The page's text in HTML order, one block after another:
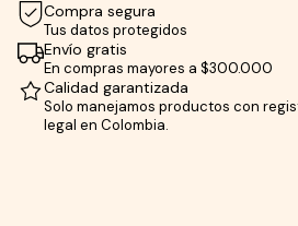
Compra segura
Tus datos protegidos
Envío gratis
En compras mayores a $300.000
Calidad garantizada
Solo manejamos productos con
legal en Colombia.